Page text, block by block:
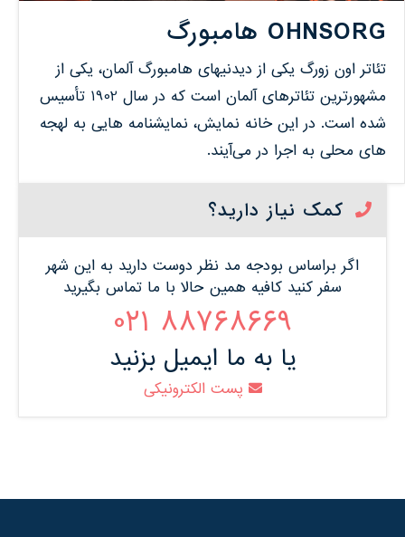
OHNSORG هامبورگ
تئاتر اون زورگ یکی از دیدنیهای هامبورگ آلمان، یکی از
مشهورترین تئاترهای آلمان است که در سال 1902 تأسیس
شده است. در این خانه‌ نمایش‌، نمایشنامه‌ هایی به لهجه‌
های محلی به اجرا در می‌آیند.
کمک نیاز دارید؟
اگر براساس بودجه مد نظر دوست دارید به این شهر
سفر کنید کافیه همین حالا با ما تماس بگیرید
88768669 021
یا به ما ایمیل بزنید
پست الکترونیکی